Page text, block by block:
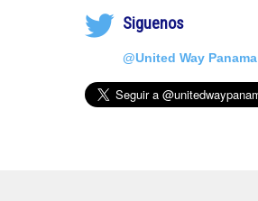
Siguenos
@United Way Panama